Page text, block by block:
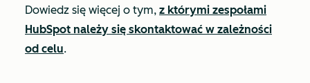
Dowiedz się więcej o tym, z którymi zespołami
HubSpot należy się skontaktować w zależności
od celu.